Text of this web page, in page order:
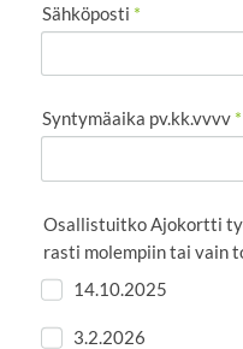
Sähköposti *
Syntymäaika pv.kk.vvvv *
Osallistuitko Ajokortti
rasti molempiin tai vain
14.10.2025
3.2.2026